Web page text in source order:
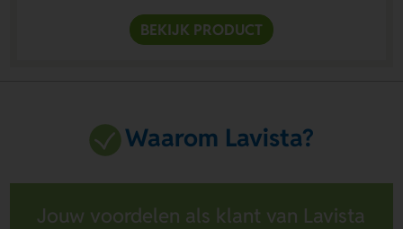
BEKIJK PRODUCT
Waarom Lavista?
Jouw voordelen als klant van Lavista